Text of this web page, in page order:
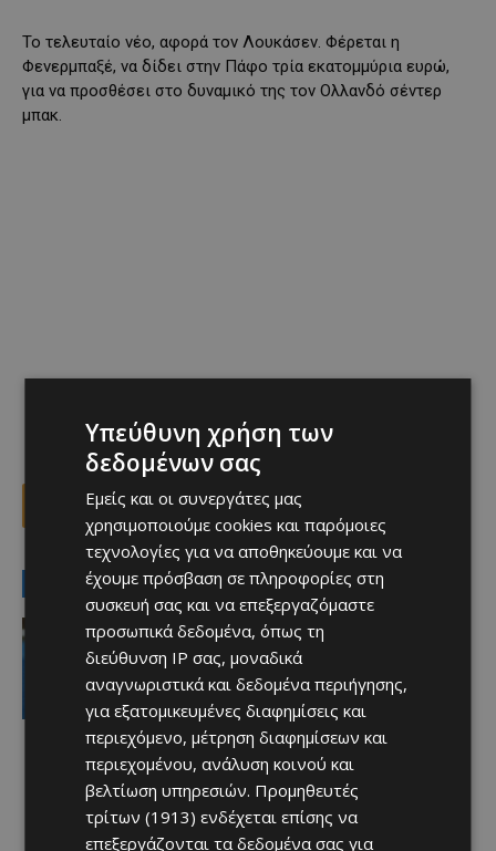
Το τελευταίο νέο, αφορά τον Λουκάσεν. Φέρεται η
Φενερμπαξέ, να δίδει στην Πάφο τρία εκατομμύρια ευρώ,
για να προσθέσει στο δυναμικό της τον Ολλανδό σέντερ
μπακ.
Facebook X
LATEST NEWS
video
«Η αγάπη μου για την ΑΕΛ δεν μπορεί
να σταματήσει – Μια μέρα θα
είμαστε ξανά μαζί» (video)
Afentiko - 07/08/2026
Υπεύθυνη χρήση των
δεδομένων σας
Εμείς και οι συνεργάτες μας
χρησιμοποιούμε cookies και παρόμοιες
τεχνολογίες για να αποθηκεύουμε και να
έχουμε πρόσβαση σε πληροφορίες στη
συσκευή σας και να επεξεργαζόμαστε
προσωπικά δεδομένα, όπως τη
διεύθυνση IP σας, μοναδικά
αναγνωριστικά και δεδομένα περιήγησης,
για εξατομικευμένες διαφημίσεις και
περιεχόμενο, μέτρηση διαφημίσεων και
περιεχομένου, ανάλυση κοινού και
βελτίωση υπηρεσιών. Προμηθευτές
τρίτων (1913) ενδέχεται επίσης να
επεξεργάζονται τα δεδομένα σας για